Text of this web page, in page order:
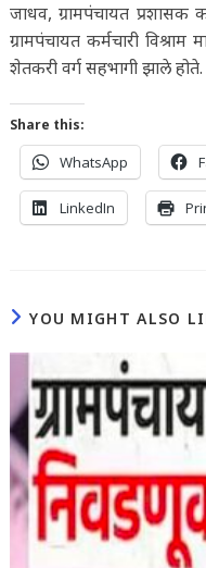
जाधव, ग्रामपंचायत प्रशासक
ग्रामपंचायत कर्मचारी
शेतकरी वर्ग सहभागी झाले होते.
Share this:
WhatsApp
LinkedIn
YOU MIGHT ALSO